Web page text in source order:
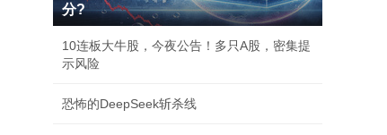
分?
10连板大牛股，今夜公告！多只A股，密集提
示风险
恐怖的DeepSeek斩杀线